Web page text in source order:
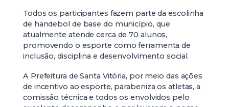
Todos os participantes fazem parte da escolinha
de handebol de base do município, que
atualmente atende cerca de 70 alunos,
promovendo o esporte como ferramenta de
inclusão, disciplina e desenvolvimento social.
A Prefeitura de Santa Vitória, por meio das ações
de incentivo ao esporte, parabeniza os atletas, a
comissão técnica e todos os envolvidos pelo